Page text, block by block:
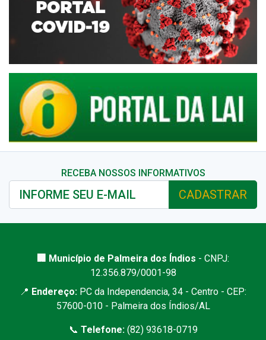
RECEBA NOSSOS INFORMATIVOS
CADASTRAR
🏢 Município de Palmeira dos Índios - CNPJ:
12.356.879/0001-98
📍 Endereço: PC da Independencia, 34 - Centro - CEP:
57600-010 - Palmeira dos Índios/AL
📞 Telefone:(82) 93618-0719